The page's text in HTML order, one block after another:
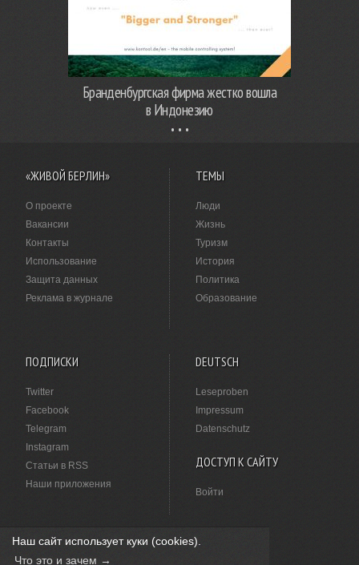
Наш сайт использует куки (cookies).
Что это и зачем →
Бранденбургская фирма жестко вошла
в Индонезию
«ЖИВОЙ БЕРЛИН»
О проекте
Вакансии
Контакты
Использование
Защита данных
Реклама в журнале
ТЕМЫ
Люди
Жизнь
Туризм
История
Политика
Образование
ПОДПИСКИ
Twitter
Facebook
Telegram
Instagram
Статьи в RSS
Наши приложения
DEUTSCH
Leseproben
Impressum
Datenschutz
ДОСТУП К САЙТУ
Войти
НАШЛИ ОПЕЧАТКУ?